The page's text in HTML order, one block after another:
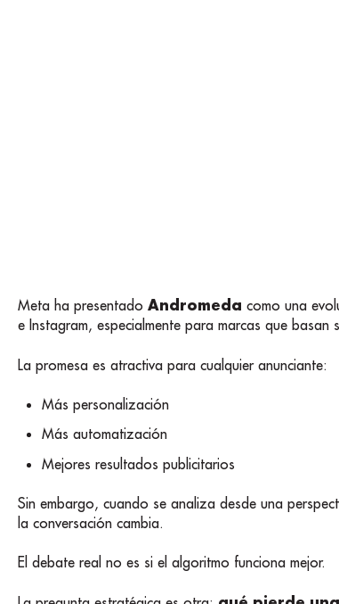
Meta ha presentado Andromeda como una
e Instagram, especialmente para marcas que basan
La promesa es atractiva para cualquier anunciante:
Más personalización
Más automatización
Mejores resultados publicitarios
Sin embargo, cuando se analiza desde una
la conversación cambia.
El debate real no es si el algoritmo funciona mejor.